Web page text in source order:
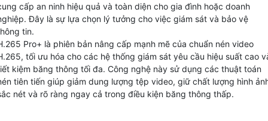
cấp an ninh hiệu quả và toàn diện cho gia đình hoặc doanh
Đây là sự lựa chọn lý tưởng cho việc giám sát và bảo vệ
tin.
Pro+ là phiên bản nâng cấp mạnh mẽ của chuẩn nén video
tối ưu hóa cho các hệ thống giám sát yêu cầu hiệu suất cao
kiệm băng thông tối đa. Công nghệ này sử dụng các thuật toán
tiên tiến giúp giảm dung lượng tệp video, giữ chất lượng hình
nét và rõ ràng ngay cả trong điều kiện băng thông thấp.